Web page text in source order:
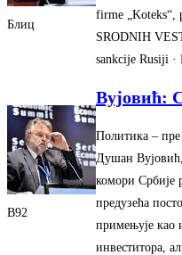
Блиц
firme „Koteks“,
SRODNIH
sankcije Rusiji
B92
Вујовић:
Политика –
Душан
комори Србије
предузећа
примењује као
инвеститора,